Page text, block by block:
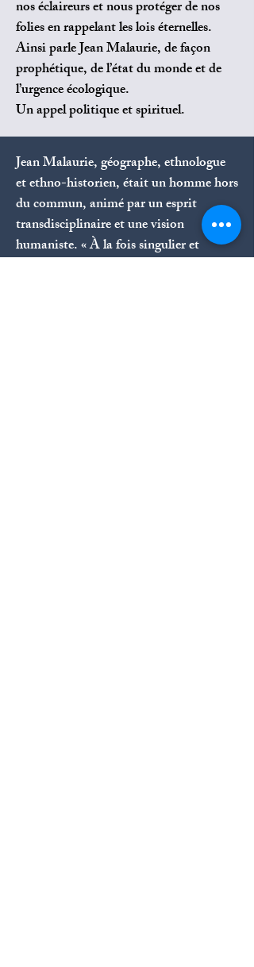
nos éclaireurs et nous protéger de nos
folies en rappelant les lois éternelles.
Ainsi parle Jean Malaurie, de façon
prophétique, de l’état du monde et de
l’urgence écologique.
Un appel politique et spirituel.
Jean Malaurie, géographe, ethnologue
et ethno-historien, était un homme hors
du commun, animé par un esprit
transdisciplinaire et une vision
humaniste. « À la fois singulier et